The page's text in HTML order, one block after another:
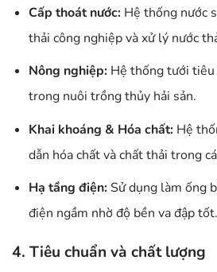
Cấp thoát nước:Hệ thống nước
thải công nghiệp và xử lý nước
Nông nghiệp:Hệ thống tưới tiêu
trong nuôi trồng thủy hải sản.
Khai khoáng & Hóa chất:Hệ
dẫn hóa chất và chất thải trong
Hạ tầng điện:Sử dụng làm ống
điện ngầm nhờ độ bền va đập tốt.
4. Tiêu chuẩn và chất lượng